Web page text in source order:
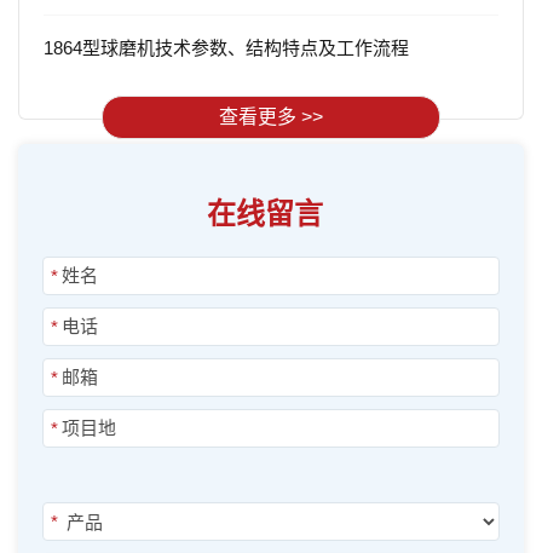
1864型球磨机技术参数、结构特点及工作流程
查看更多 >>
在线留言
*
*
*
*
*